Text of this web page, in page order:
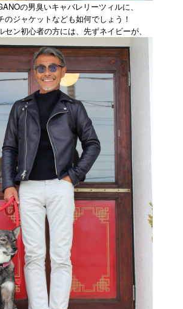
の男臭いキャバレリーツィルに、
のジャケットなども如何でしょう！
セン初心者の方には、先ずネイビーが、